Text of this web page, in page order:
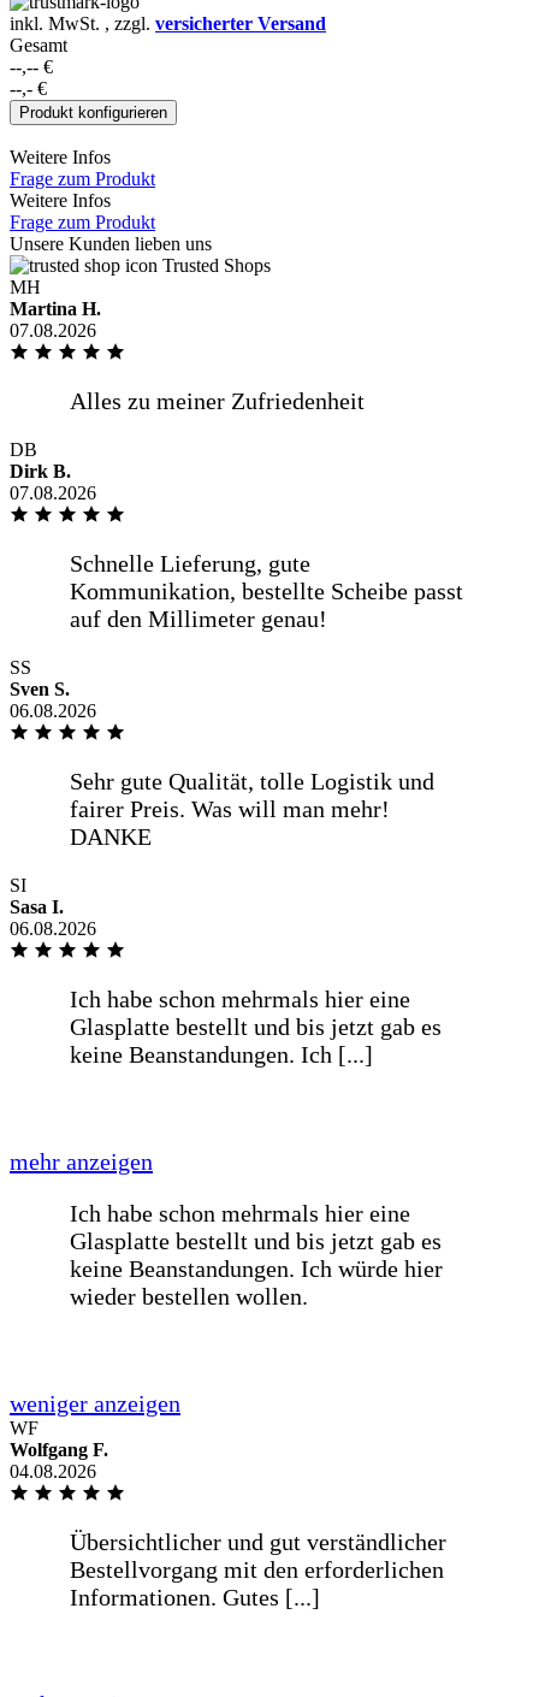
inkl. MwSt. , zzgl. versicherter Versand
Gesamt
--,-- €
--,- €
Produkt konfigurieren
Weitere Infos
Frage zum Produkt
Weitere Infos
Frage zum Produkt
Unsere Kunden lieben uns
Trusted Shops
MH
Martina H.
07.08.2026
Alles zu meiner Zufriedenheit
DB
Dirk B.
07.08.2026
Kommunikation, bestellte Scheibe passt
auf den Millimeter genau!
SS
Sven S.
06.08.2026
Sehr gute Qualität, tolle Logistik und
fairer Preis. Was will man mehr!
DANKE
SI
Sasa I.
06.08.2026
Ich habe schon mehrmals hier eine
Glasplatte bestellt und bis jetzt gab es
mehr anzeigen
Glasplatte bestellt und bis jetzt gab es
keine Beanstandungen. Ich würde hier
wieder bestellen wollen.
weniger anzeigen
WF
Wolfgang F.
04.08.2026
Übersichtlicher und gut verständlicher
Bestellvorgang mit den erforderlichen
mehr anzeigen
Preis-/Leistungsverhältnis und
Verpackung.
weniger anzeigen
Übersichtlicher und gut verständlicher
Informationen. Gutes [...]
mehr anzeigen
Übersichtlicher und gut verständlicher
Bestellvorgang mit den erforderlichen